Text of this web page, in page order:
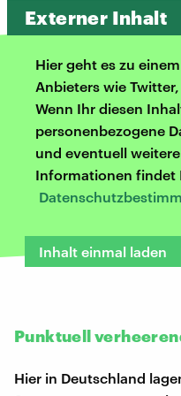
Externer Inhalt
Hier geht es zu
Anbieters wie
Wenn Ihr diesen
personenbezogene
und eventuell
Informationen findet
Inhalt einmal laden
Punktuell
Hier in Deutschland